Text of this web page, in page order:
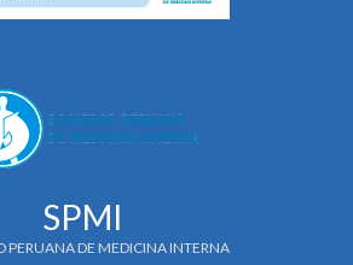
SPMI
PERUANA DE MEDICINA INTERNA